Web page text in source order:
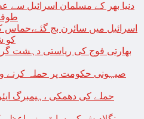
دنیا بھر کے مسلمان اسرائیل سے
اسرائیل میں سائرن بج
کو
حملے کی دھمکی ،ہیمبرگ